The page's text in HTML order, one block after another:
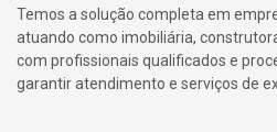
Temos a solução completa em
atuando como imobiliária,
com profissionais qualificados e
garantir atendimento e serviços de